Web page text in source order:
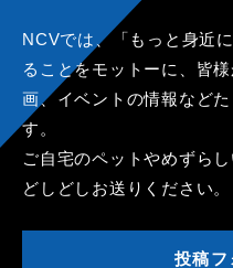
NCVでは、「もっと身近
ることをモットーに、皆
画、イベントの情報など
す。
ご自宅のペットやめずら
どしどしお送りください。
投稿フ